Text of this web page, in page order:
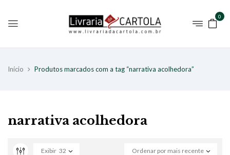
0
Início Produtos marcados com a tag “narrativa acolhedora”
narrativa acolhedora
Ordenar por mais recente
Exibir 32